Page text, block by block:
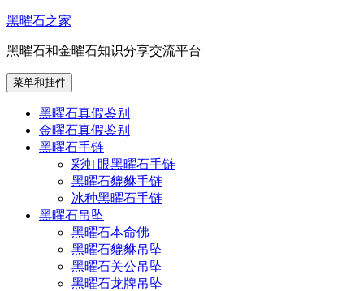
跳
内
容
黑曜石之家
黑曜石和金曜石知识分享交流平台
菜单和挂件
黑曜石真假鉴别
金曜石真假鉴别
黑曜石手链
彩虹眼黑曜石手链
黑曜石貔貅手链
冰种黑曜石手链
黑曜石吊坠
黑曜石本命佛
黑曜石貔貅吊坠
黑曜石关公吊坠
黑曜石龙牌吊坠